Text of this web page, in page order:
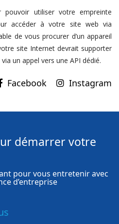
utiliser votre empreinte
accéder à votre site web via
de vous procurer d’un appareil
site Internet devrait supporter
un appel vers une API dédié.
Instagram
démarrer votre
pour vous entretenir avec
d’entreprise